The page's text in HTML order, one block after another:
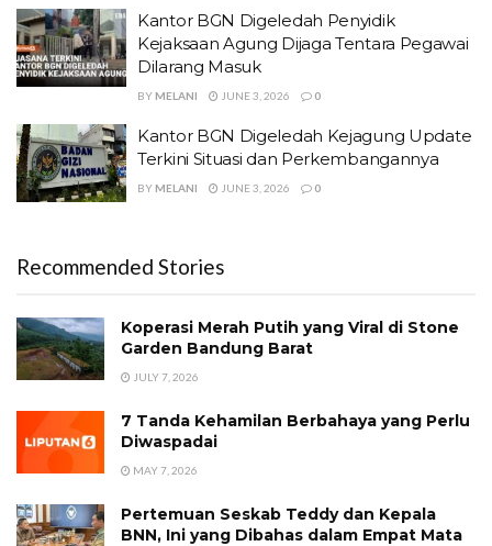
Kantor BGN Digeledah Penyidik
Kejaksaan Agung Dijaga Tentara Pegawai
Dilarang Masuk
BY MELANI JUNE 3, 2026 0
Kantor BGN Digeledah Kejagung Update
Terkini Situasi dan Perkembangannya
BY MELANI JUNE 3, 2026 0
Recommended Stories
Koperasi Merah Putih yang Viral di Stone
Garden Bandung Barat
JULY 7, 2026
7 Tanda Kehamilan Berbahaya yang Perlu
Diwaspadai
MAY 7, 2026
Pertemuan Seskab Teddy dan Kepala
BNN, Ini yang Dibahas dalam Empat Mata